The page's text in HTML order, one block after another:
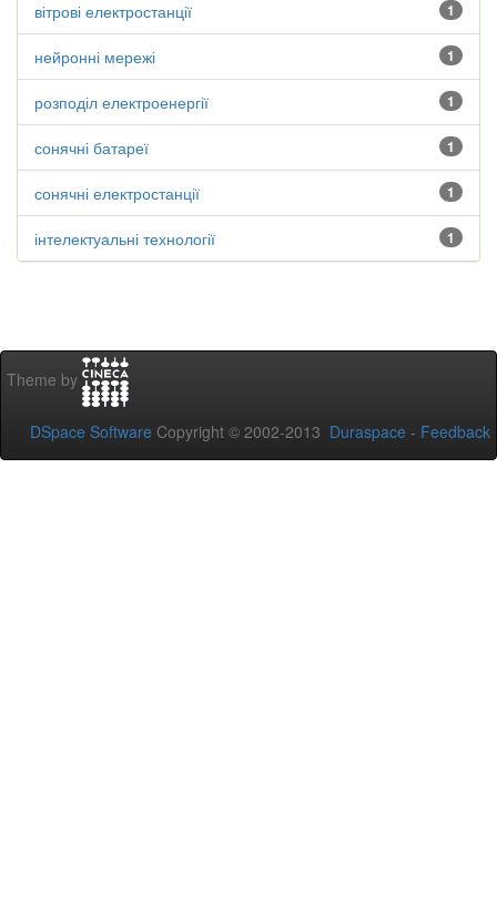
1
вітрові електростанції
1
нейронні мережі
1
розподіл електроенергії
1
сонячні батареї
1
сонячні електростанції
1
інтелектуальні технології
Theme by
DSpace Software Copyright © 2002-2013 Duraspace - Feedback